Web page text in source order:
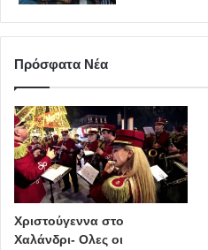
Πρόσφατα Νέα
Χριστούγεννα στο
Χαλάνδρι- Ολες οι